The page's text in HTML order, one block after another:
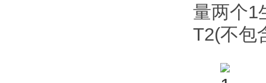
量两个1
T2(不包